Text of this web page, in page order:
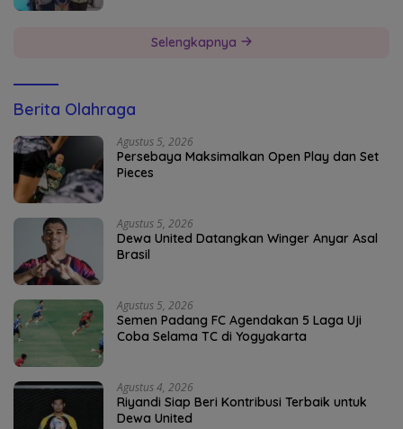
Selengkapnya
Berita Olahraga
Agustus 5, 2026
Persebaya Maksimalkan Open Play dan Set
Pieces
Agustus 5, 2026
Dewa United Datangkan Winger Anyar Asal
Brasil
Agustus 5, 2026
Semen Padang FC Agendakan 5 Laga Uji
Coba Selama TC di Yogyakarta
Agustus 4, 2026
Riyandi Siap Beri Kontribusi Terbaik untuk
Dewa United